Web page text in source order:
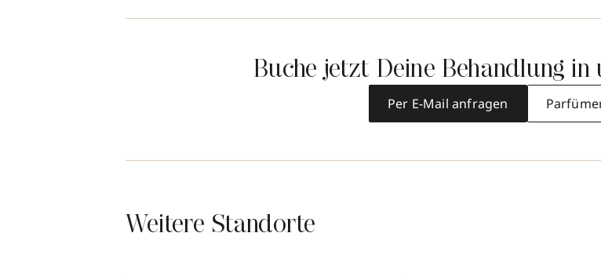
Buche jetzt Deine Behandlung
Per E-Mail anfragen
Weitere Standorte